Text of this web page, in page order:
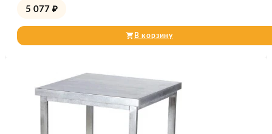
5 077 ₽
В корзину